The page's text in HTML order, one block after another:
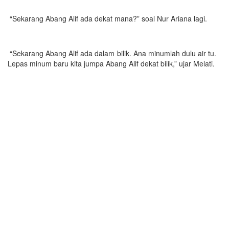
“Sekarang Abang Alif ada dekat mana?” soal Nur Ariana lagi.
“Sekarang Abang Alif ada dalam bilik. Ana minumlah dulu air tu.
Lepas minum baru kita jumpa Abang Alif dekat bilik,” ujar Melati.